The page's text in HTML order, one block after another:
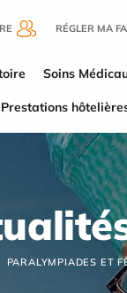
RÉGLER MA
Soins
Prestations
PARALYMPIADES ET